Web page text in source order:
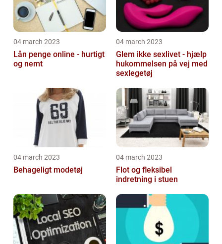
04 march 2023
Lån penge online - hurtigt
og nemt
04 march 2023
Glem ikke sexlivet - hjælp
hukommelsen på vej med
sexlegetøj
04 march 2023
Behageligt modetøj
04 march 2023
Flot og fleksibel
indretning i stuen